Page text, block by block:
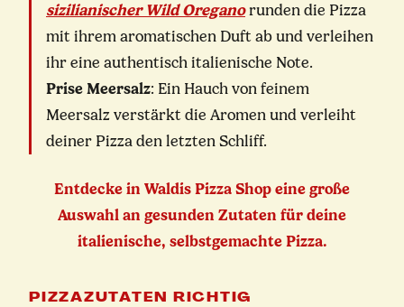
sizilianischer Wild Oreganorunden die Pizza
mit ihrem aromatischen Duft ab und verleihen
ihr eine authentisch italienische Note.
Prise Meersalz: Ein Hauch von feinem
Meersalz verstärkt die Aromen und verleiht
deiner Pizza den letzten Schliff.
Entdecke in Waldis Pizza Shop eine große
Auswahl an gesunden Zutaten für deine
italienische, selbstgemachte Pizza.
PIZZAZUTATEN RICHTIG